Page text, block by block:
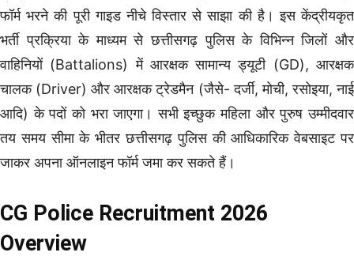
फॉर्म भरने की पूरी गाइड नीचे विस्तार से साझा की है। इस केंद्रीयकृत
भर्ती प्रक्रिया के माध्यम से छत्तीसगढ़ पुलिस के विभिन्न जिलों और
वाहिनियों (Battalions) में आरक्षक सामान्य ड्यूटी (GD), आरक्षक
चालक (Driver) और आरक्षक ट्रेडमैन (जैसे- दर्जी, मोची, रसोइया, नाई
आदि) के पदों को भरा जाएगा। सभी इच्छुक महिला और पुरुष उम्मीदवार
तय समय सीमा के भीतर छत्तीसगढ़ पुलिस की आधिकारिक वेबसाइट पर
जाकर अपना ऑनलाइन फॉर्म जमा कर सकते हैं।
CG Police Recruitment 2026
Overview